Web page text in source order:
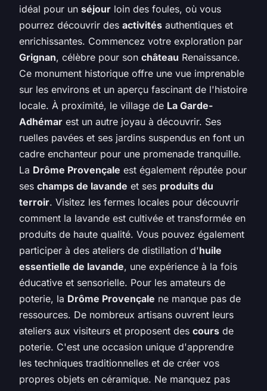
idéal pour un séjour loin des foules, où vous
pourrez découvrir des activités authentiques et
enrichissantes. Commencez votre exploration par
Grignan, célèbre pour son château Renaissance.
Ce monument historique offre une vue imprenable
sur les environs et un aperçu fascinant de l'histoire
locale. À proximité, le village de La Garde-
Adhémar est un autre joyau à découvrir. Ses
ruelles pavées et ses jardins suspendus en font un
cadre enchanteur pour une promenade tranquille.
La Drôme Provençale est également réputée pour
ses champs de lavande et ses produits du
terroir. Visitez les fermes locales pour découvrir
comment la lavande est cultivée et transformée en
produits de haute qualité. Vous pouvez également
participer à des ateliers de distillation d'huile
essentielle de lavande, une expérience à la fois
éducative et sensorielle. Pour les amateurs de
poterie, la Drôme Provençale ne manque pas de
ressources. De nombreux artisans ouvrent leurs
ateliers aux visiteurs et proposent des cours de
poterie. C'est une occasion unique d'apprendre
les techniques traditionnelles et de créer vos
propres objets en céramique. Ne manquez pas